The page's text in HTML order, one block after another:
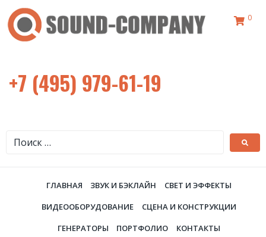
0
+7 (495) 979-61-19
ГЛАВНАЯ ЗВУК И БЭКЛАЙН
СВЕТ И ЭФФЕКТЫ
ВИДЕООБОРУДОВАНИЕ
СЦЕНА И КОНСТРУКЦИИ
ГЕНЕРАТОРЫ
ПОРТФОЛИО КОНТАКТЫ